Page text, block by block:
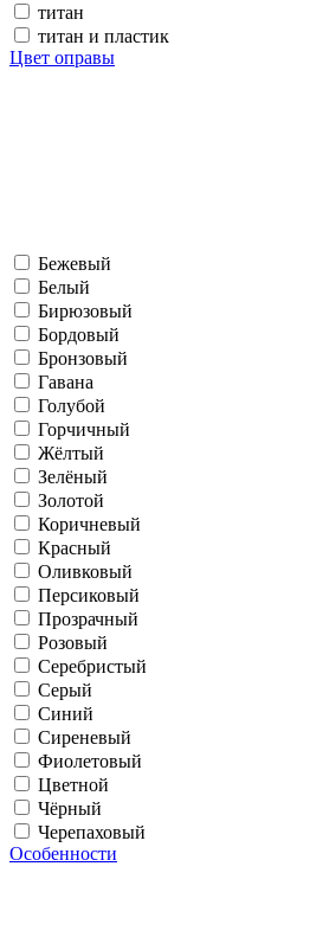
титан
титан и пластик
Цвет оправы
Бежевый
Белый
Бирюзовый
Бордовый
Бронзовый
Гавана
Голубой
Горчичный
Жёлтый
Зелёный
Золотой
Коричневый
Красный
Оливковый
Персиковый
Прозрачный
Розовый
Серебристый
Серый
Синий
Сиреневый
Фиолетовый
Цветной
Чёрный
Черепаховый
Особенности